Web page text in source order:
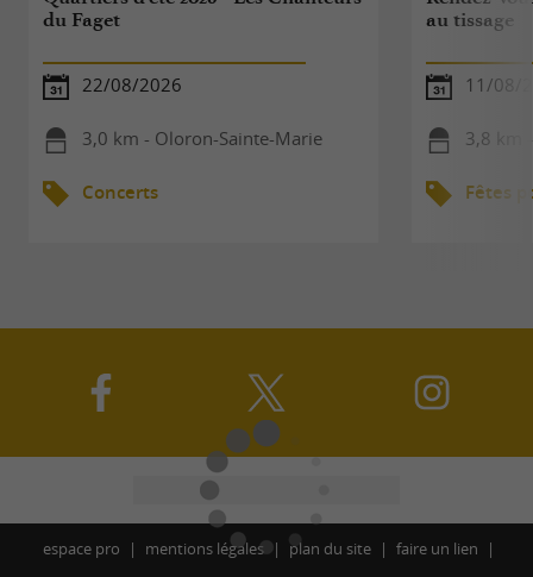
du Faget
22/08/2026
3,0 km - Oloron-Sainte-Marie
Concerts
au tissage
11/08/
3,8 km
Fêtes
espace pro mentions légales plan du site
faire un lien